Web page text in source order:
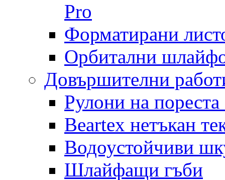
Pro
Форматирани
Орбитални
Довършителни
Рулони на
Beartex нетъкан
Водоустойчиви
Шлайфащи гъби